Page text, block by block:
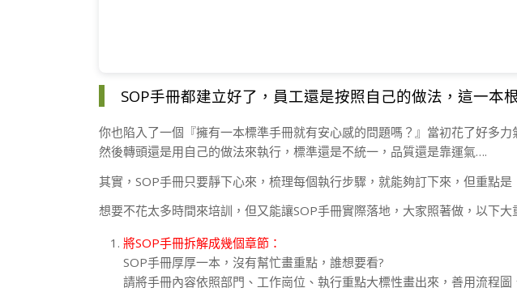
SOP手冊都建立好了，員工還是按照自己的做法，這一本
你也陷入了一個『擁有一本標準手冊就有安心感的問題嗎？』當初花了好多
然後轉頭還是用自己的做法來執行，標準還是不統一，品質還是靠運氣….
其實，SOP手冊只要靜下心來，梳理每個執行步驟，就能夠訂下來，但重點
想要不花太多時間來培訓，但又能讓SOP手冊實際落地，大家照著做，以下大
將SOP手冊拆解成幾個章節：
SOP手冊厚厚一本，沒有幫忙畫重點，誰想要看?
請將手冊內容依照部門、工作崗位、執行重點大標性畫出來，善用流程